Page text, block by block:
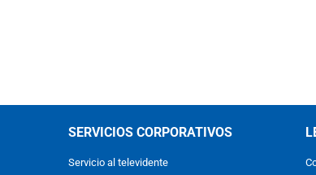
SERVICIOS CORPORATIVOS
Servicio al televidente